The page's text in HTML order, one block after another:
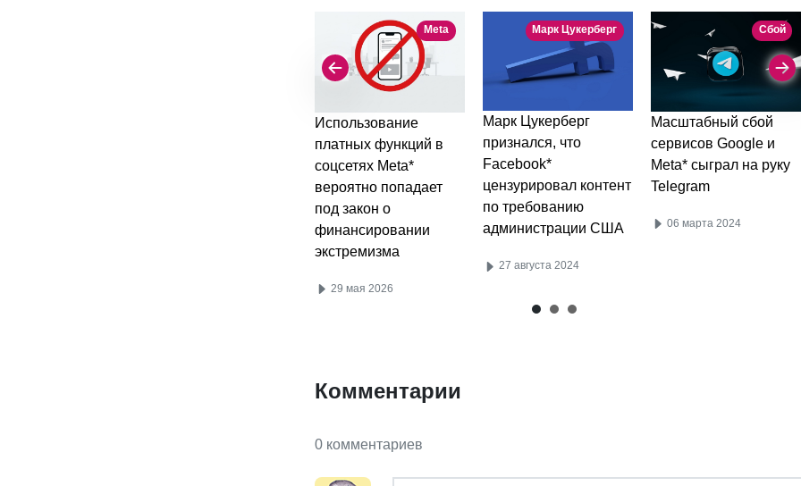
Meta
Использование
платных функций в
соцсетях Meta*
вероятно попадает
под закон о
финансировании
экстремизма
29 мая 2026
Марк Цукерберг
Марк Цукерберг
признался, что
Facebook*
цензурировал контент
по требованию
администрации США
27 августа 2024
Сбой
Масштабный сбой
сервисов Google и
Meta* сыграл на руку
Telegram
06 марта 2024
Комментарии
0 комментариев